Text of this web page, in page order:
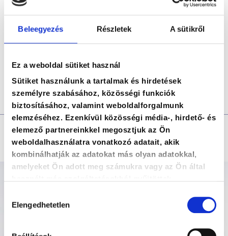
Beleegyezés Részletek A sütikről
Ez a weboldal sütiket használ
Sütiket használunk a tartalmak és hirdetések
személyre szabásához, közösségi funkciók
biztosításához, valamint weboldalforgalmunk
elemzéséhez. Ezenkívül közösségi média-, hirdető- és
elemező partnereinkkel megosztjuk az Ön
weboldalhasználatra vonatkozó adatait, akik
kombinálhatják az adatokat más olyan adatokkal,
amelyeket Ön adott meg számukra vagy az Ön által
kiválasztása
Elengedhetetlen
vissza kíván térni a munka világába?
a pozíció-megszűnések nyomon követése, a
bérfejlesztés számításának szabályai
Oktatóink